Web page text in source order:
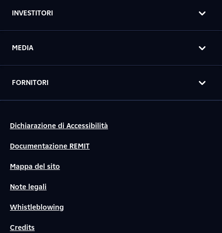
INVESTITORI
MEDIA
FORNITORI
Dichiarazione di Accessibilità
Documentazione REMIT
Mappa del sito
Note legali
Whistleblowing
Credits